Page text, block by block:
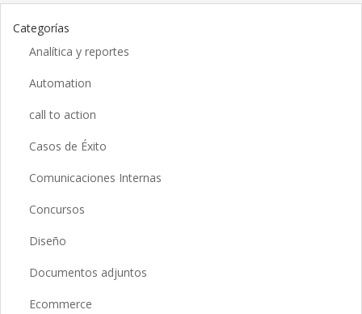
Categorías
Analítica y reportes
Automation
call to action
Casos de Éxito
Comunicaciones Internas
Concursos
Diseño
Documentos adjuntos
Ecommerce